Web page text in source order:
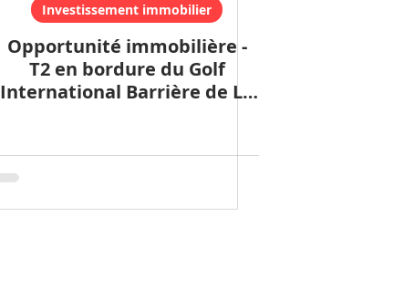
Investissement immobilier
Opportunité immobilière -
T2 en bordure du Golf
International Barrière de La